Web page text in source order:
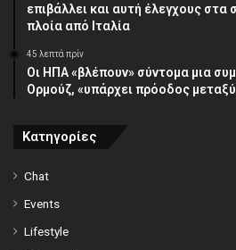
επιβάλλει και αυτή έλεγχους στα
πλοία από Ιταλία
45 λεπτά πρίν
Οι ΗΠΑ «βλέπουν» σύντομα μια
Ορμούζ, «υπάρχει πρόοδος μεταξύ
Κατηγορίες
Chat
Events
Lifestyle